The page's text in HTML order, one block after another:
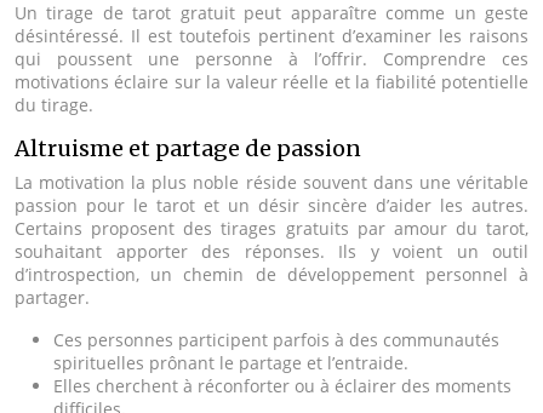
Un tirage de tarot gratuit peut apparaître comme un geste
désintéressé. Il est toutefois pertinent d’examiner les raisons
qui poussent une personne à l’offrir. Comprendre ces
motivations éclaire sur la valeur réelle et la fiabilité potentielle
du tirage.
Altruisme et partage de passion
La motivation la plus noble réside souvent dans une véritable
passion pour le tarot et un désir sincère d’aider les autres.
Certains proposent des tirages gratuits par amour du tarot,
souhaitant apporter des réponses. Ils y voient un outil
d’introspection, un chemin de développement personnel à
partager.
Ces personnes participent parfois à des communautés
spirituelles prônant le partage et l’entraide.
Elles cherchent à réconforter ou à éclairer des moments